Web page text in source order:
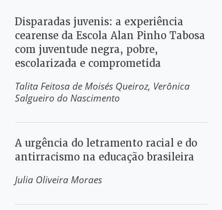
Disparadas juvenis: a experiência
cearense da Escola Alan Pinho Tabosa
com juventude negra, pobre,
escolarizada e comprometida
Talita Feitosa de Moisés Queiroz Verônica
Salgueiro do Nascimento
A urgência do letramento racial e do
antirracismo na educação brasileira
Julia Oliveira Moraes